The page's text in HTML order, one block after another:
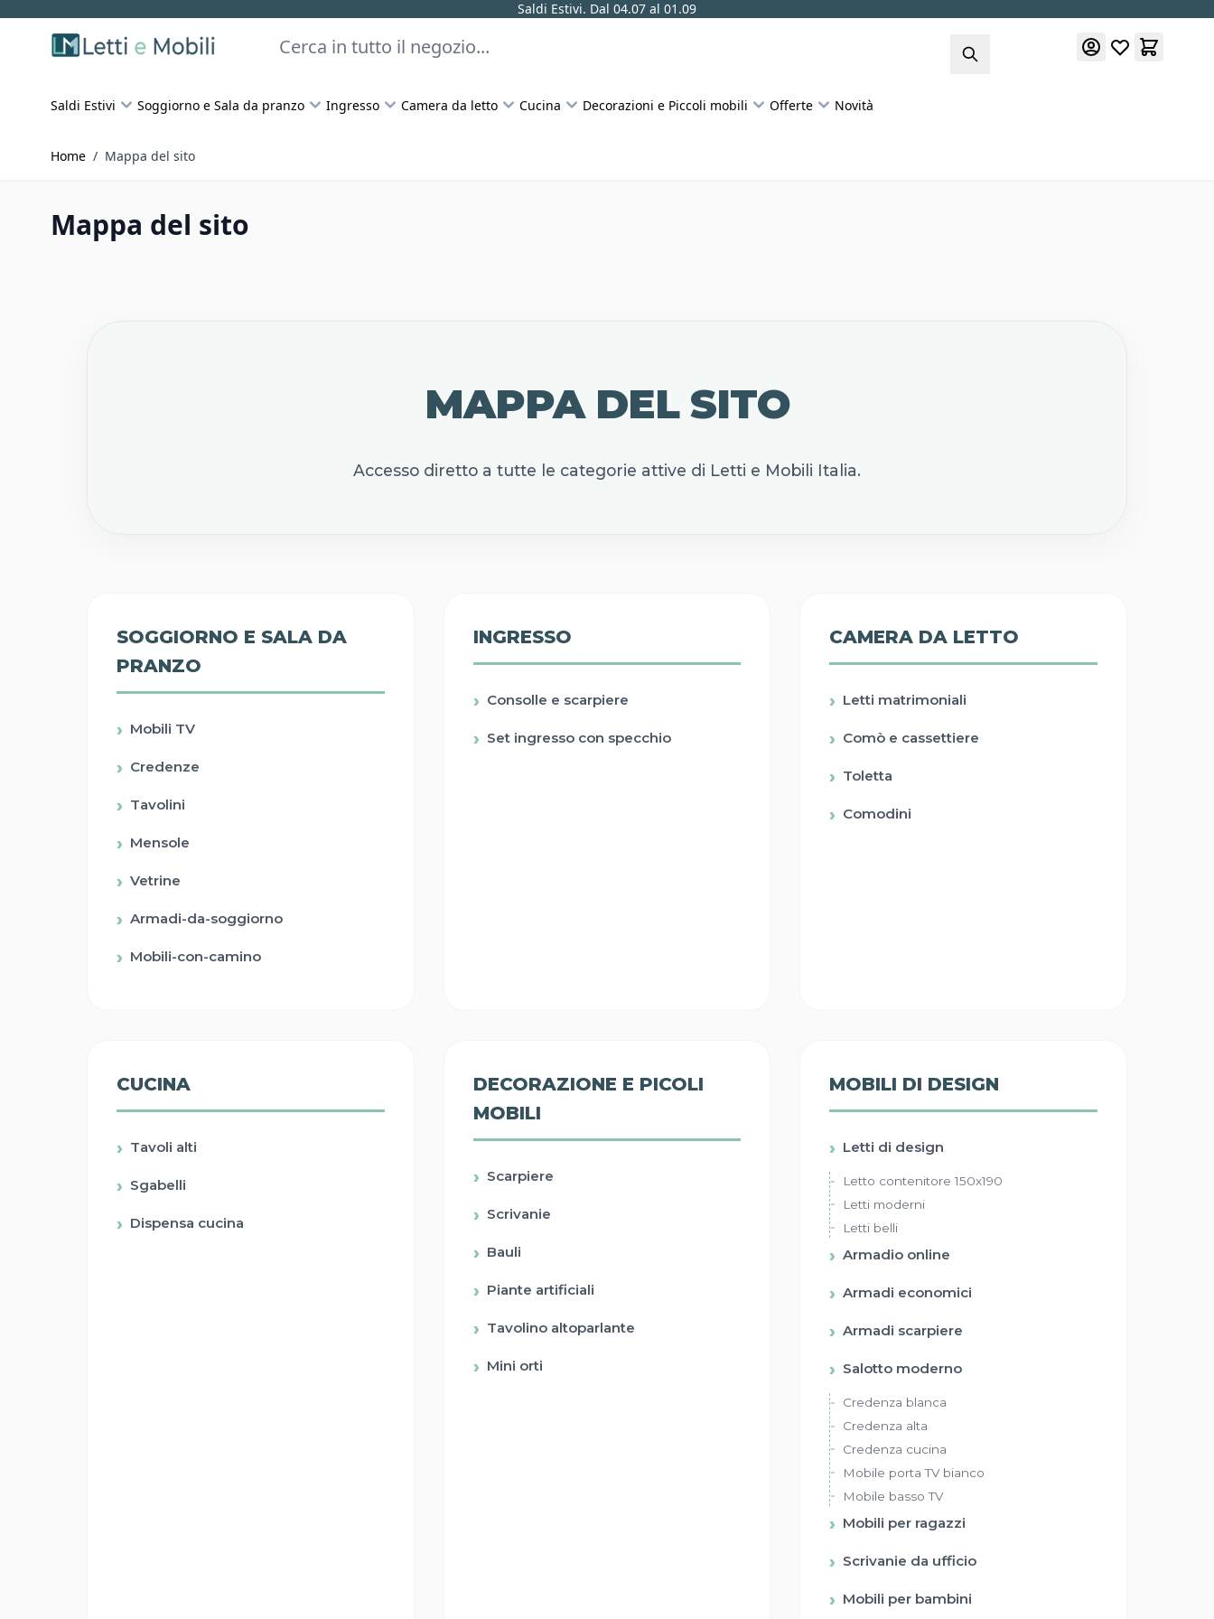
Saldi Estivi. Dal 04.07 al 01.09
Skip to Content
Cerca
Saldi Estivi Soggiorno e Sala da pranzo Ingresso Camera da letto Cucina Decorazioni e Piccoli mobili Offerte Novità
Home / Mappa del sito
Mappa del sito
MAPPA DEL SITO
Accesso diretto a tutte le categorie attive di Letti e Mobili Italia.
SOGGIORNO E SALA DA
PRANZO
Mobili TV
Credenze
Tavolini
Mensole
Vetrine
Armadi-da-soggiorno
Mobili-con-camino
INGRESSO
Consolle e scarpiere
Set ingresso con specchio
CAMERA DA LETTO
Letti matrimoniali
Comò e cassettiere
Toletta
Comodini
CUCINA
Tavoli alti
Sgabelli
Dispensa cucina
DECORAZIONE E PICOLI
MOBILI
Scarpiere
Scrivanie
Bauli
Piante artificiali
Tavolino altoparlante
Mini orti
MOBILI DI DESIGN
Letti di design
Letto contenitore 150x190
Letti moderni
Letti belli
Armadio online
Armadi economici
Armadi scarpiere
Salotto moderno
Credenza blanca
Credenza alta
Credenza cucina
Mobile porta TV bianco
Mobile basso TV
Mobili per ragazzi
Scrivanie da ufficio
Mobili per bambini